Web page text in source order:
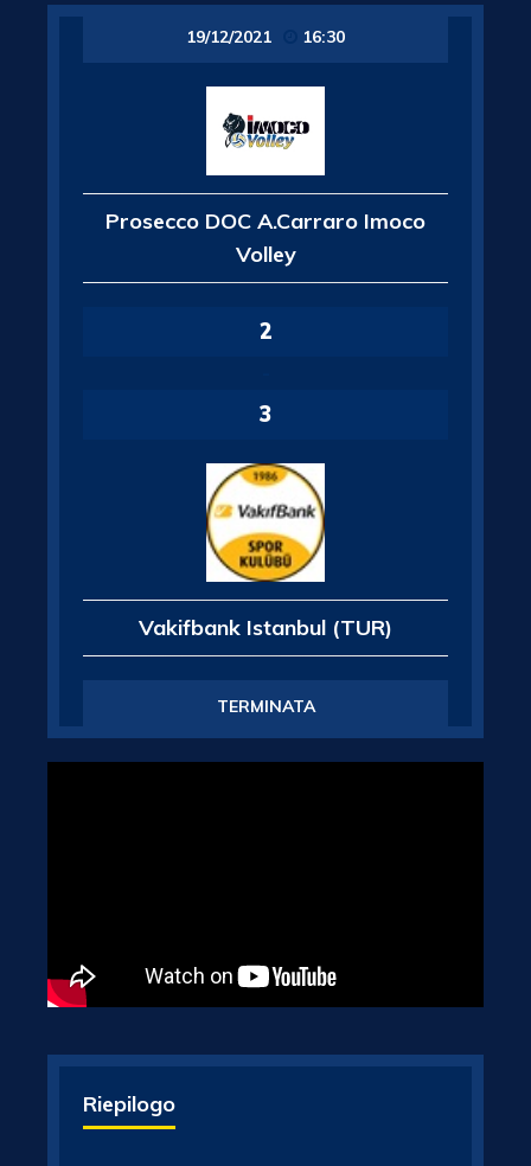
19/12/2021 16:30
Prosecco DOC A.Carraro Imoco
Volley
2
3
Vakifbank Istanbul (TUR)
TERMINATA
Riepilogo